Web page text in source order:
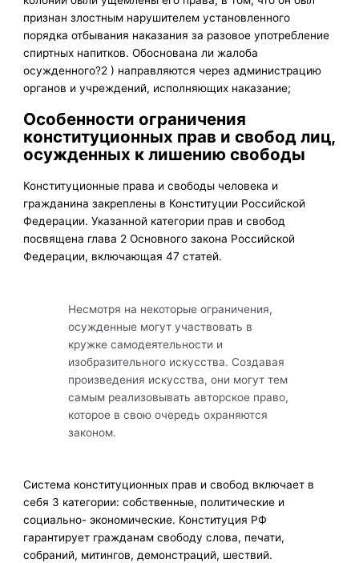
признан злостным нарушителем установленного
порядка отбывания наказания за разовое употребление
спиртных напитков. Обоснована ли жалоба
осужденного?2 ) направляются через администрацию
органов и учреждений, исполняющих наказание;
Особенности ограничения
конституционных прав и свобод лиц,
осужденных к лишению свободы
Конституционные права и свободы человека и
гражданина закреплены в Конституции Российской
Федерации. Указанной категории прав и свобод
посвящена глава 2 Основного закона Российской
Федерации, включающая 47 статей.
Несмотря на некоторые ограничения,
осужденные могут участвовать в
кружке самодеятельности и
изобразительного искусства. Создавая
произведения искусства, они могут тем
самым реализовывать авторское право,
которое в свою очередь охраняются
законом.
Система конституционных прав и свобод включает в
себя 3 категории: собственные, политические и
социально- экономические. Конституция РФ
гарантирует гражданам свободу слова, печати,
собраний, митингов, демонстраций, шествий.